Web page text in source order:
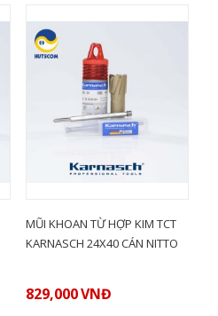
MŨI KHOAN TỪ HỢP KIM TCT
KARNASCH 24X40 CÁN NITTO
829,000VNĐ